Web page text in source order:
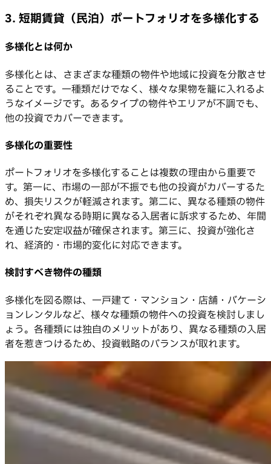
3. 短期賃貸（民泊）ポートフォリオを多様化する
多様化とは何か
多様化とは、さまざまな種類の物件や地域に投資を分散させ
ることです。一種類だけでなく、様々な果物を籠に入れるよ
うなイメージです。あるタイプの物件やエリアが不調でも、
他の投資でカバーできます。
多様化の重要性
ポートフォリオを多様化することは複数の理由から重要で
す。第一に、市場の一部が不振でも他の投資がカバーするた
め、損失リスクが軽減されます。第二に、異なる種類の物件
がそれぞれ異なる時期に異なる入居者に訴求するため、年間
を通じた安定収益が確保されます。第三に、投資が強化さ
れ、経済的・市場的変化に対応できます。
検討すべき物件の種類
多様化を図る際は、一戸建て・マンション・店舗・バケーシ
ョンレンタルなど、様々な種類の物件への投資を検討しまし
ょう。各種類には独自のメリットがあり、異なる種類の入居
者を惹きつけるため、投資戦略のバランスが取れます。